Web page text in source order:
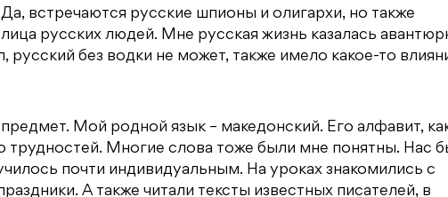
встречаются русские шпионы и олигархи, но также
русских людей. Мне русская жизнь казалась
без водки не может, также имело какое-то
Мой родной язык – македонский. Его алфавит,
трудностей. Многие слова тоже были мне понятны. Нас
почти индивидуальным. На уроках знакомились с
А также читали тексты известных писателей, в